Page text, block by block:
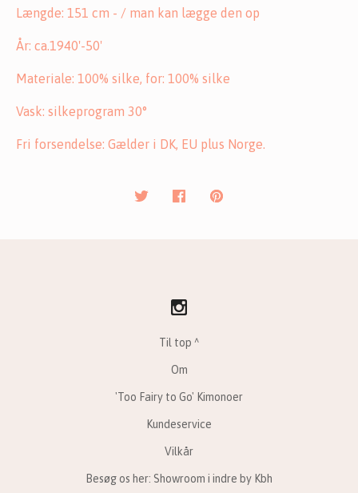
Længde: 151 cm - / man kan lægge den op
År: ca.1940'-50'
Materiale: 100% silke, for: 100% silke
Vask: silkeprogram 30°
Fri forsendelse: Gælder i DK, EU plus Norge.
Til top ^
Om
'Too Fairy to Go' Kimonoer
Kundeservice
Vilkår
Besøg os her: Showroom i indre by Kbh